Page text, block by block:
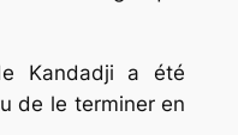
Kandadji a été
de le terminer en